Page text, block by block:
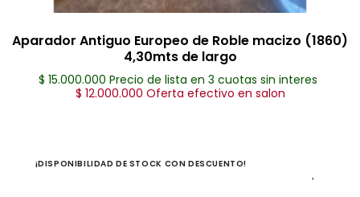
Aparador Antiguo Europeo de Roble macizo (1860)
4,30mts de largo
$ 15.000.000 Precio de lista en 3 cuotas sin interes
$ 12.000.000 Oferta efectivo en salon
¡DISPONIBILIDAD DE STOCK CON DESCUENTO!